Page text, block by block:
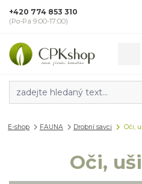
+420 774 853 310
(Po-Pá 9:00-17:00)
E-shop FAUNA Drobní savci Oči,
Oči,